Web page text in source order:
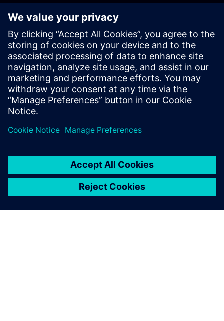
Započnite svoje putovanje
Contact us